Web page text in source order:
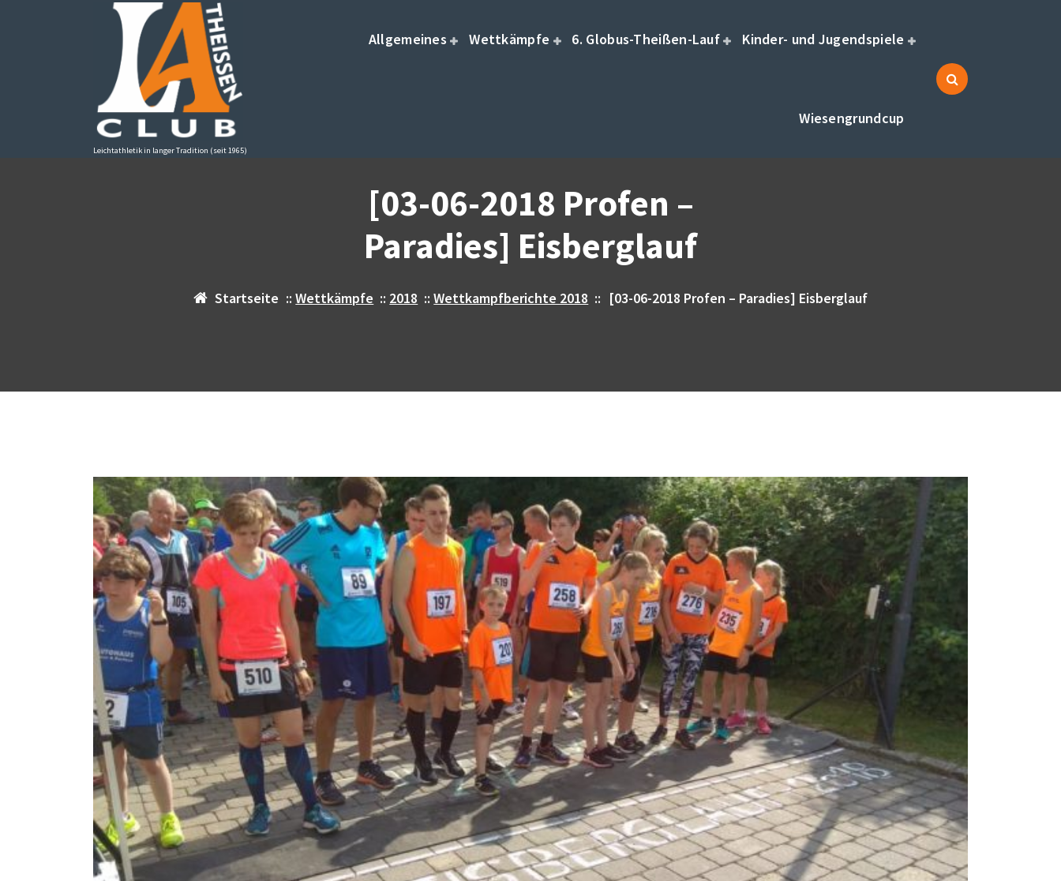
Leichtathletik in langer Tradition (seit 1965)
Allgemeines Wettkämpfe 6. Globus-Theißen-Lauf Kinder- und Jugendspiele
Wiesengrundcup
[03-06-2018 Profen –
Paradies] Eisberglauf
Startseite ::Wettkämpfe :: 2018 ::Wettkampfberichte 2018 :: [03-06-2018 Profen – Paradies] Eisberglauf